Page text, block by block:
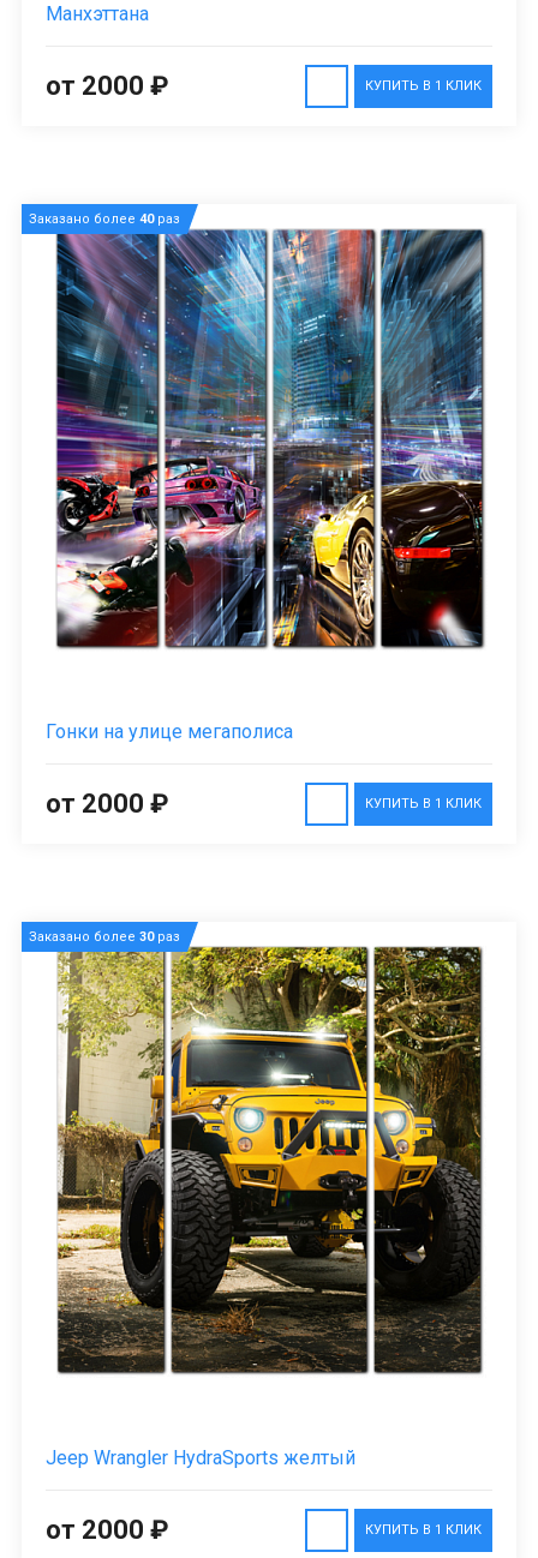
Манхэттана
КУПИТЬ В 1 КЛИК
от 2000 ₽
Заказано более 40раз
Гонки на улице мегаполиса
КУПИТЬ В 1 КЛИК
от 2000 ₽
Заказано более 30раз
Jeep Wrangler HydraSports желтый
КУПИТЬ В 1 КЛИК
от 2000 ₽